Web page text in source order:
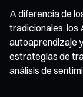
A diferencia de
tradicionales, los
autoaprendizaje
estrategias de
análisis de